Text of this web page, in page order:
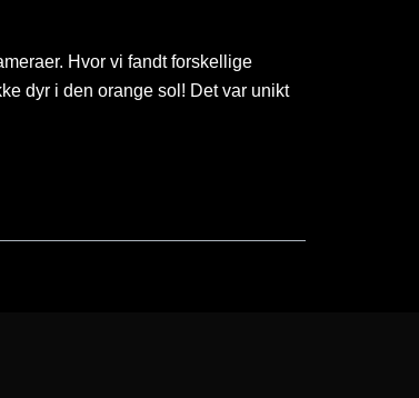
Hvor vi fandt forskellige
dyr i den orange sol! Det var unikt